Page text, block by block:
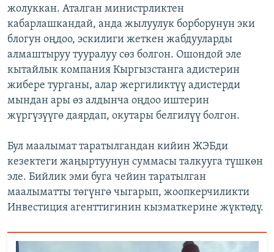
жолуккан. Аталган министрликтен
кабарлашкандай, анда жылуулук борборунун эки
блогун оңдоо, эскилиги жеткен жабдууларды
алмаштыруу тууралуу сөз болгон. Ошондой эле
кытайлык компания Кыргызстанга адистерин
жибере турганы, алар жергиликтүү адистерди
мындан ары өз алдынча оңдоо иштерин
жүргүзүүгө даярдап, окутары белгилүү болгон.
Бул маалымат таратылгандан кийин ЖЭБди
кезектеги жаңыртуунун суммасы талкууга түшкөн
эле. Бийлик эми буга чейин таратылган
маалыматты төгүнгө чыгарып, жоопкерчиликти
Инвестиция агенттигинин кызматкерине жүктөдү.